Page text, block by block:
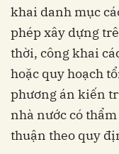
khai danh mục
phép xây dựng
thời, công khai
hoặc quy hoạch
phương án kiến
nhà nước có
thuận theo quy